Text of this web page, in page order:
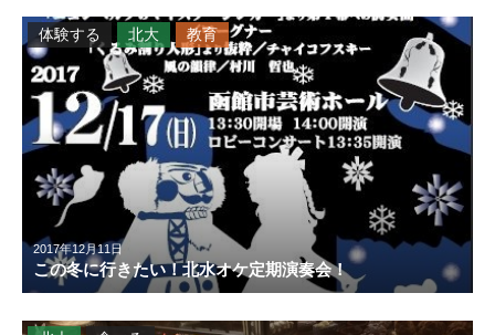
2017年12月11日
この冬に行きたい！北水オケ定期演奏会！
体験する 北大 教育